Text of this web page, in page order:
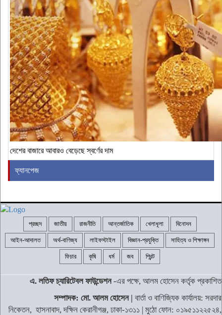
দেশের বাজারে আবারও বেড়েছে স্বর্ণের দাম
ফ্যানপেজ
প্রচ্ছদ জাতীয় রাজনীতি আন্তর্জাতিক খেলাধূলা বিনোদন
আইন-আদালত অর্থ-বাণিজ্য লাইফস্টাইল বিজ্ঞান-প্রযুক্তি সাহিত্য ও শিক্ষাঙ্গন
ফিচার কৃষি ধর্ম জব প্রিন্ট
এ. লতিফ চ্যারিটেবল ফাউন্ডেশন-এর পক্ষে, আলম হোসেন কর্তৃক প্রকাশিত
সম্পাদক: মো. আলম হোসেন | বার্তা ও বাণিজ্যিক কার্যালয়: সরদার
নিকেতন, হাসনাবাদ, দক্ষিন কেরানীগঞ্জ, ঢাকা-১৩১১ | মুঠো ফোন: ০১৯৫১১২২৫২৪,